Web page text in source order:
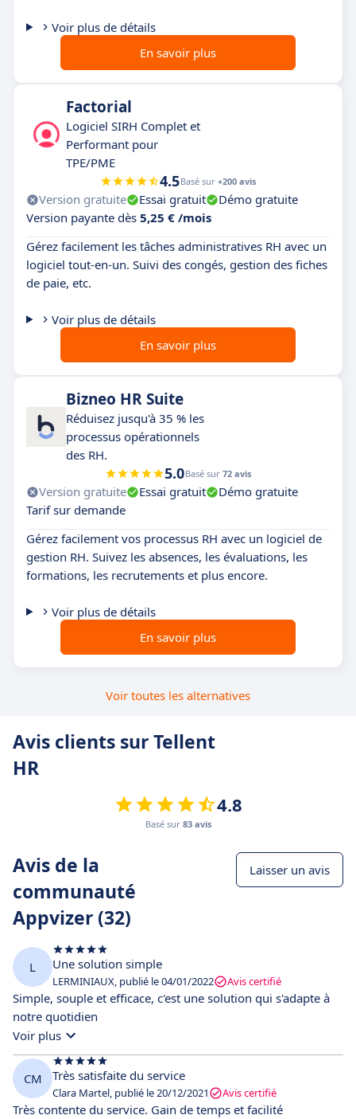
Voir plus de détails
En savoir plus
Factorial
Logiciel SIRH Complet et
Performant pour
TPE/PME
4.5Basé sur +200 avis
Version gratuite Essai gratuit
Démo gratuite
Version payante dès 5,25 € /mois
Gérez facilement les tâches administratives RH avec un
logiciel tout-en-un. Suivi des congés, gestion des fiches
de paie, etc.
Voir plus de détails
En savoir plus
Bizneo HR Suite
Réduisez jusqu'à 35 % les
processus opérationnels
des RH.
5.0Basé sur 72 avis
Version gratuite Essai gratuit
Démo gratuite
Tarif sur demande
Gérez facilement vos processus RH avec un logiciel de
gestion RH. Suivez les absences, les évaluations, les
formations, les recrutements et plus encore.
Voir plus de détails
En savoir plus
Voir toutes les alternatives
Avis clients sur Tellent
HR
4.8
Basé sur 83 avis
Avis de la
communauté
Appvizer (32)
Laisser un avis
L Une solution simple
LERMINIAUX, publié le 04/01/2022 Avis certifié
Simple, souple et efficace, c'est une solution qui s'adapte à
notre quotidien
Voir plus
CM Très satisfaite du service
Clara Martel, publié le 20/12/2021 Avis certifié
Très contente du service. Gain de temps et facilité